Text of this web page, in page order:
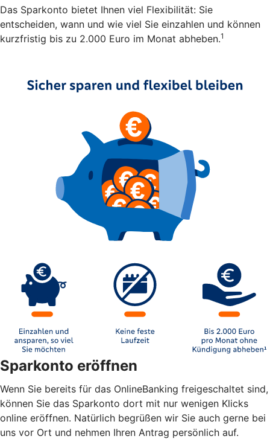
Das Sparkonto bietet Ihnen viel Flexibilität: Sie
entscheiden, wann und wie viel Sie einzahlen und können
kurzfristig bis zu 2.000 Euro im Monat abheben.1
Sparkonto eröffnen
Wenn Sie bereits für das OnlineBanking freigeschaltet sind,
können Sie das Sparkonto dort mit nur wenigen Klicks
online eröffnen. Natürlich begrüßen wir Sie auch gerne bei
uns vor Ort und nehmen Ihren Antrag persönlich auf.